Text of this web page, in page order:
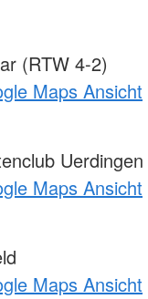
(RTW 4-2)
Maps Ansicht
Uerdingen
Maps Ansicht
Maps Ansicht